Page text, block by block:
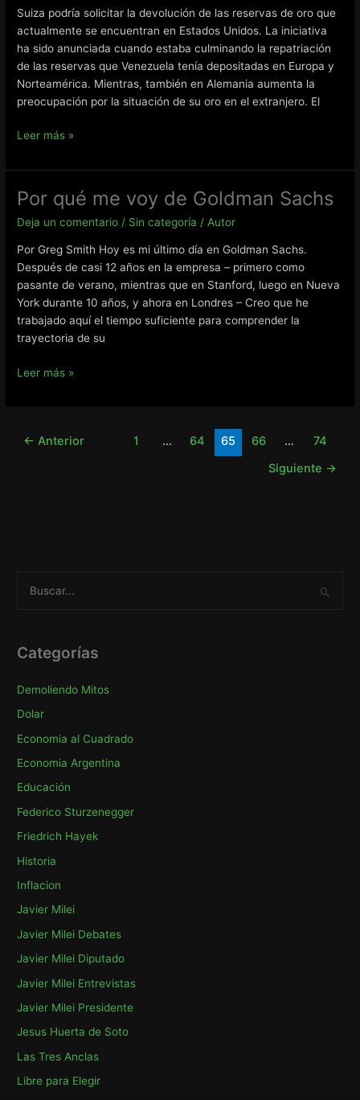
oro
Suiza podría solicitar la devolución de las reservas de oro que
actualmente se encuentran en Estados Unidos. La iniciativa
ha sido anunciada cuando estaba culminando la repatriación
de las reservas que Venezuela tenía depositadas en Europa y
Norteamérica. Mientras, también en Alemania aumenta la
preocupación por la situación de su oro en el extranjero. El
Suiza
Alemania
el
mantener
reservas
oro
extranjero
Leer más »
Por qué me voy de Goldman Sachs
Deja un comentario / Sin categoría / Autor
Por Greg Smith Hoy es mi último día en Goldman Sachs.
Después de casi 12 años en la empresa – primero como
pasante de verano, mientras que en Stanford, luego en Nueva
York durante 10 años, y ahora en Londres – Creo que he
trabajado aquí el tiempo suficiente para comprender la
trayectoria de su
Por
de
Leer más »
← Anterior 1 … 64 65 66 …
74
Siguiente →
c
r
p
o
Categorías
Demoliendo Mitos
Dolar
Economia al Cuadrado
Economia Argentina
Educación
Federico Sturzenegger
Friedrich Hayek
Historia
Inflacion
Javier Milei
Javier Milei Debates
Javier Milei Diputado
Javier Milei Entrevistas
Javier Milei Presidente
Jesus Huerta de Soto
Las Tres Anclas
Libre para Elegir